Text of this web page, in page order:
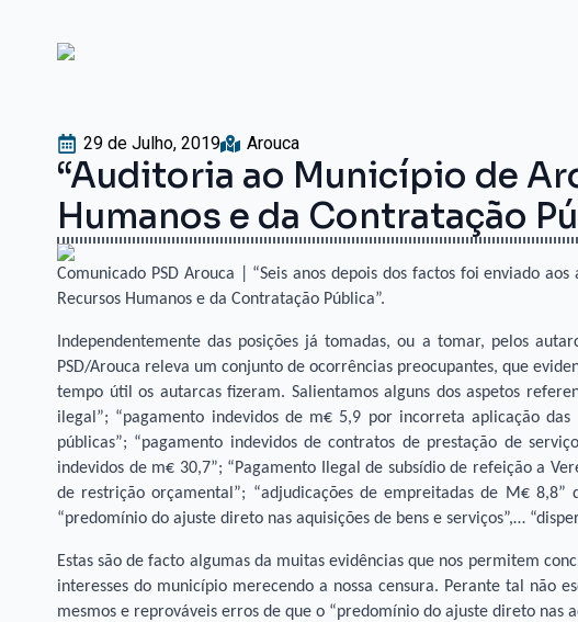
29 de Julho, 2019 Arouca
“Auditoria ao Município de
Humanos e da Contratação
Comunicado PSD Arouca | “Seis anos depois dos factos foi enviado
Recursos Humanos e da Contratação Pública”.
Independentemente das posições já tomadas, ou a tomar, pelos
PSD/Arouca releva um conjunto de ocorrências preocupantes, que
tempo útil os autarcas fizeram. Salientamos alguns dos aspetos
ilegal”; “pagamento indevidos de m€ 5,9 por incorreta aplicação
públicas”; “pagamento indevidos de contratos de prestação de
indevidos de m€ 30,7”; “Pagamento Ilegal de subsídio de refeição a
de restrição orçamental”; “adjudicações de empreitadas de M€
“predomínio do ajuste direto nas aquisições de bens e serviços”,…
Estas são de facto algumas da muitas evidências que nos permitem
interesses do município merecendo a nossa censura. Perante tal não
mesmos e reprováveis erros de que o “predomínio do ajuste direto nas